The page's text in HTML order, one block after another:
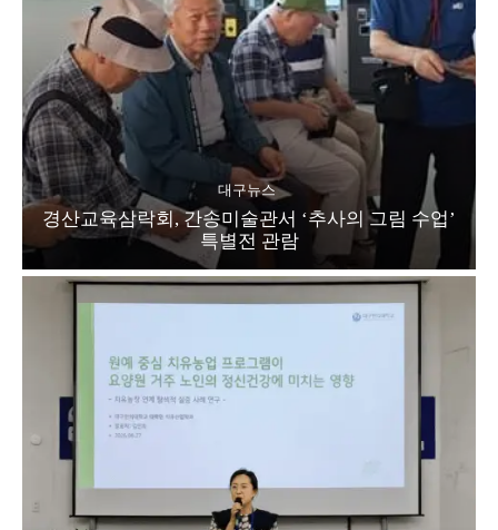
대구뉴스
경산교육삼락회, 간송미술관서 ‘추사의 그림 수업’
특별전 관람